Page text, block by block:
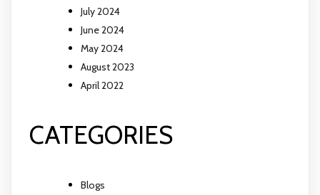
July 2024
June 2024
May 2024
August 2023
April 2022
CATEGORIES
Blogs